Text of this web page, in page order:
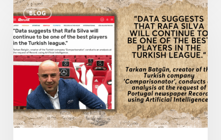
BLOG
Tarkan
Batgüns
Sonderinterview
mit
der
portugiesischen
Record:
“Die
Daten